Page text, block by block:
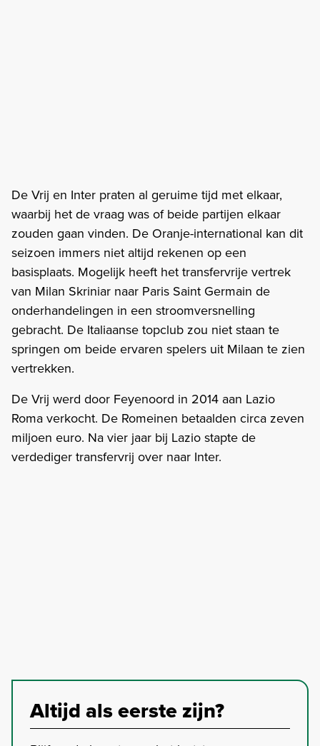
De Vrij en Inter praten al geruime tijd met elkaar,
waarbij het de vraag was of beide partijen elkaar
zouden gaan vinden. De Oranje-international kan dit
seizoen immers niet altijd rekenen op een
basisplaats. Mogelijk heeft het transfervrije vertrek
van Milan Skriniar naar Paris Saint Germain de
onderhandelingen in een stroomversnelling
gebracht. De Italiaanse topclub zou niet staan te
springen om beide ervaren spelers uit Milaan te zien
vertrekken.
De Vrij werd door Feyenoord in 2014 aan Lazio
Roma verkocht. De Romeinen betaalden circa zeven
miljoen euro. Na vier jaar bij Lazio stapte de
verdediger transfervrij over naar Inter.
Altijd als eerste zijn?